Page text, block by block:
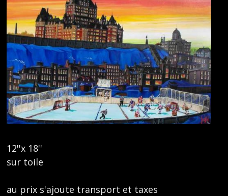
12''x 18''
sur toile
au prix s'ajoute transport et taxes